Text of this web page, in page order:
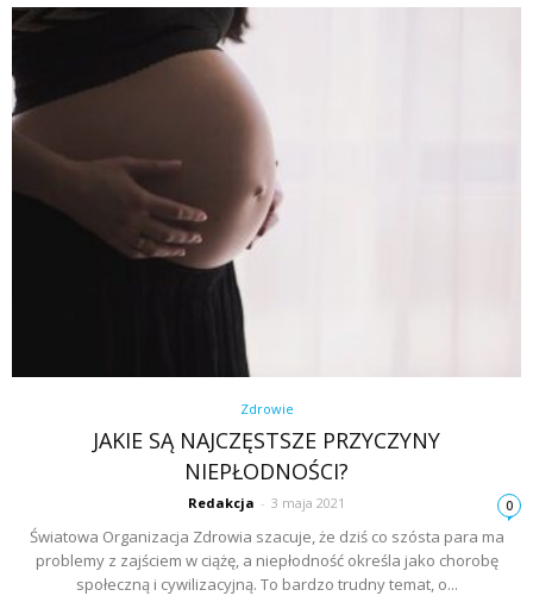
Zdrowie
JAKIE SĄ NAJCZĘSTSZE PRZYCZYNY
NIEPŁODNOŚCI?
Redakcja - 3 maja 2021 0
Światowa Organizacja Zdrowia szacuje, że dziś co szósta para ma
problemy z zajściem w ciążę, a niepłodność określa jako chorobę
społeczną i cywilizacyjną. To bardzo trudny temat, o...